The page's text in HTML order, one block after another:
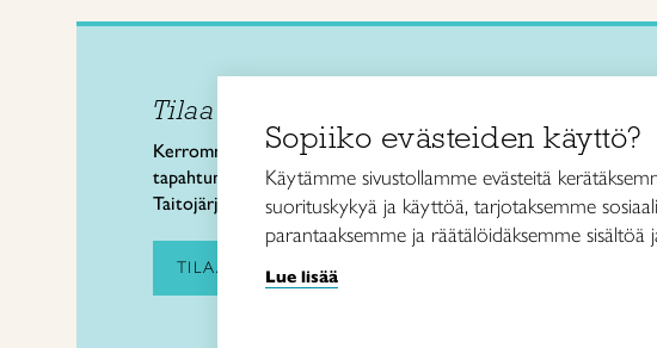
Tilaa uutiskirje
Kerromme käsityön valtakunnallisista
tapahtumista ja uutisista sekä
Taitojärjestön toiminnasta.
TILAA UUTISKIRJE
Käsi- ja
Kalevankatu 61
00180 Helsinki
puh. 040 7525 160
Sopiiko evästeiden käyttö?
Käytämme sivustollamme evästeitä
suorituskykyä ja käyttöä, tarjotaksemme
parantaaksemme ja räätälöidäksemme sisältöä
Lue lisää